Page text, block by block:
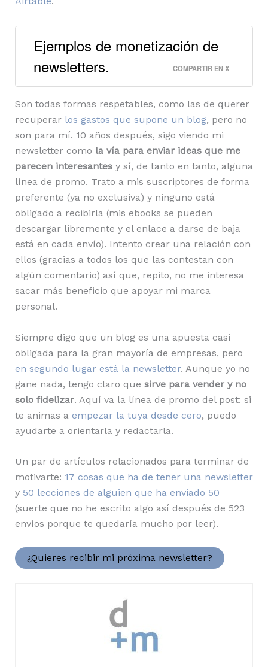
Ejemplos de monetización de
newsletters.
COMPARTIR EN X
Son todas formas respetables, como las de querer
recuperar los gastos que supone un blog, pero no
son para mí. 10 años después, sigo viendo mi
newsletter como la vía para enviar ideas que me
parecen interesantesy sí, de tanto en tanto, alguna
línea de promo. Trato a mis suscriptores de forma
preferente (ya no exclusiva) y ninguno está
obligado a recibirla (mis ebooks se pueden
descargar libremente y el enlace a darse de baja
está en cada envío). Intento crear una relación con
ellos (gracias a todos los que las contestan con
algún comentario) así que, repito, no me interesa
sacar más beneficio que apoyar mi marca
personal.
Siempre digo que un blog es una apuesta casi
obligada para la gran mayoría de empresas, pero
en segundo lugar está la newsletter. Aunque yo no
gane nada, tengo claro que sirve para vender y no
solo fidelizar. Aquí va la línea de promo del post: si
te animas a empezar la tuya desde cero, puedo
ayudarte a orientarla y redactarla.
Un par de artículos relacionados para terminar de
motivarte: 17 cosas que ha de tener una newsletter
y 50 lecciones de alguien que ha enviado 50
(suerte que no he escrito algo así después de 523
envíos porque te quedaría mucho por leer).
¿Quieres recibir mi próxima newsletter?